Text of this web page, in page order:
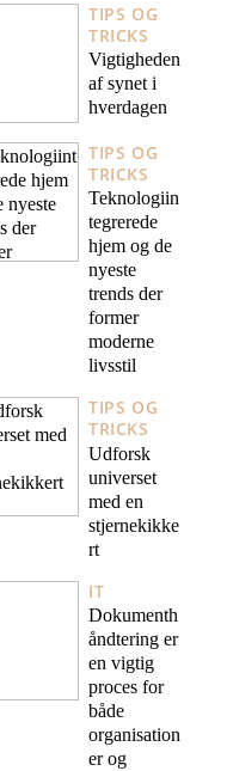
TIPS OG
TRICKS
Vigtigheden
af synet i
hverdagen
TIPS OG
TRICKS
Teknologiin
tegrerede
hjem og de
nyeste
trends der
former
moderne
livsstil
TIPS OG
TRICKS
Udforsk
universet
med en
stjernekikke
rt
IT
Dokumenth
åndtering er
en vigtig
proces for
både
organisation
er og